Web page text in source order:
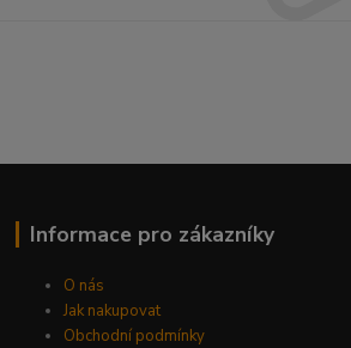
Informace pro zákazníky
O nás
Jak nakupovat
Obchodní podmínky